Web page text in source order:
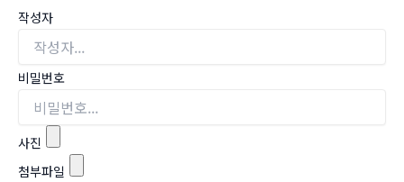
작성자
비밀번호
사진
첨부파일